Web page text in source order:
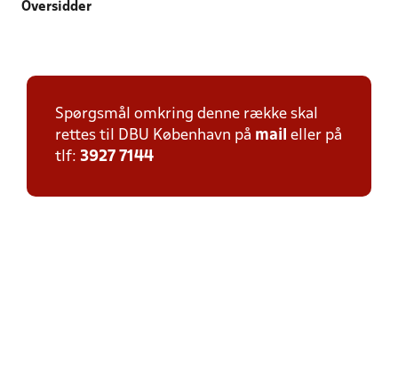
Oversidder
Spørgsmål omkring denne række skal
rettes til DBU København på mail eller på
tlf: 3927 7144